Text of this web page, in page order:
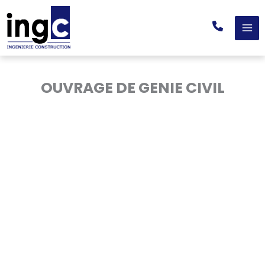
au
contenu
OUVRAGE DE GENIE CIVIL